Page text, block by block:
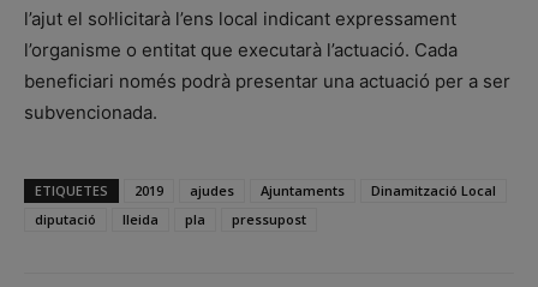
l’ajut el sol·licitarà l’ens local indicant expressament
l’organisme o entitat que executarà l’actuació. Cada
beneficiari només podrà presentar una actuació per a ser
subvencionada.
ETIQUETES 2019 ajudes Ajuntaments
Dinamització Local
diputació
lleida pla pressupost